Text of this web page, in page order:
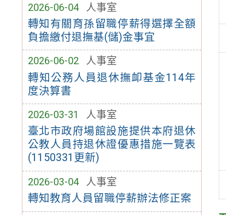
2026-06-04
人事室
轉知有關育孫留職停薪得選擇全額
負擔繳付退撫基(儲)金事宜
2026-06-02
人事室
轉知公務人員退休撫卹基金114年
度決算書
2026-03-31
人事室
臺北市政府場館設施提供本府退休
公教人員持退休證優惠措施一覽表
(1150331更新)
2026-03-04
人事室
轉知教育人員留職停薪辦法修正案